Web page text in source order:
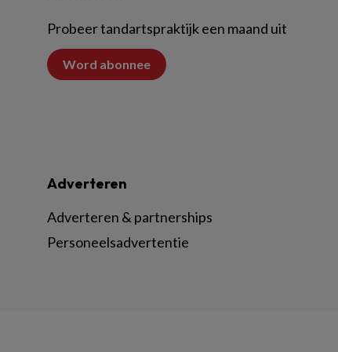
Probeer tandartspraktijk een maand uit
Word abonnee
Adverteren
Adverteren & partnerships
Personeelsadvertentie